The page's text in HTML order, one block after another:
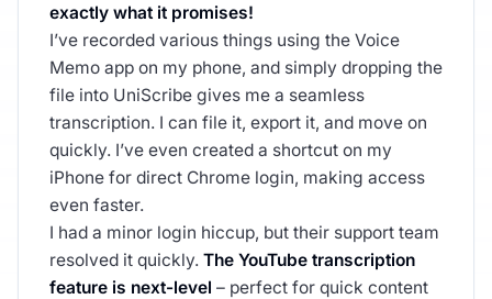
exactly what it promises!
I’ve recorded various things using the Voice
Memo app on my phone, and simply dropping the
file into UniScribe gives me a seamless
transcription. I can file it, export it, and move on
quickly. I’ve even created a shortcut on my
iPhone for direct Chrome login, making access
even faster.
I had a minor login hiccup, but their support team
resolved it quickly. The YouTube transcription
feature is next-level – perfect for quick content